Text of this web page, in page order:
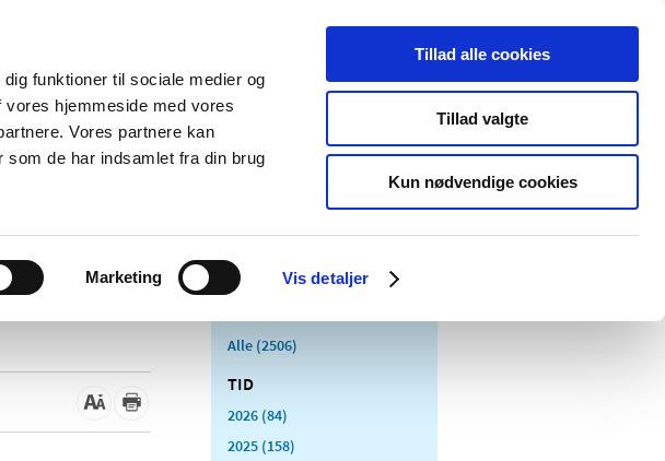
funktioner til sociale medier og
hjemmeside med vores
Vores partnere kan
som de har indsamlet fra din brug
Marketing Vis detaljer
Tillad alle cookies
Tillad valgte
Kun nødvendige cookies
Om os Kontakt Udgivelser
og salg af
Medicinsk
Særlige
produktområder
Alle (2506)
TID
2026 (84)
2025 (158)